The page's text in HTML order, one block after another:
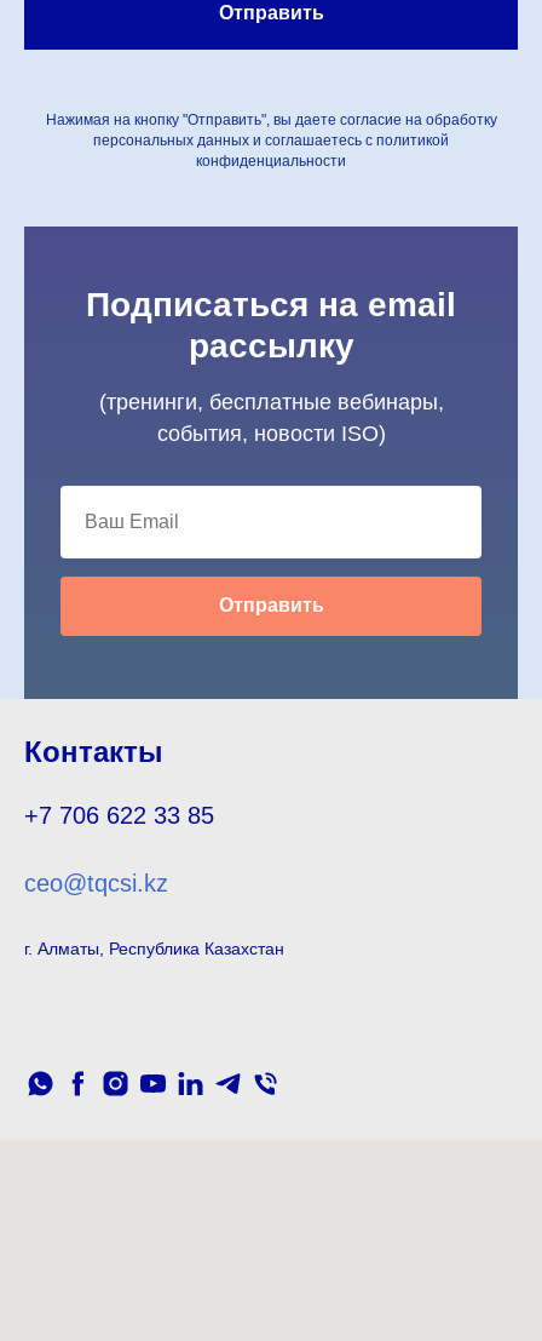
Отправить
Нажимая на кнопку "Отправить", вы даете согласие на обработку
персональных данных и соглашаетесь c политикой
конфиденциальности
Подписаться на email
рассылку
(тренинги, бесплатные вебинары,
события, новости ISO)
Отправить
Контакты
+7 706 622 33 85
ceo@tqcsi.kz
г. Алматы, Республика Казахстан